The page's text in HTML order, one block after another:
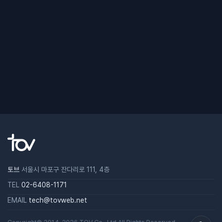
토브 서울시 마포구 잔다리로 111, 4층
TEL 02-6408-1171
EMAIL tech@tovweb.net